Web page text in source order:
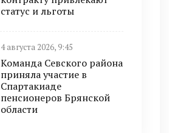
статус и льготы
4 августа 2026, 9:45
Команда Севского района
приняла участие в
Спартакиаде
пенсионеров Брянской
области